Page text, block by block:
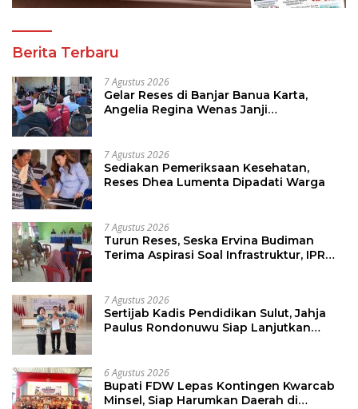
Berita Terbaru
7 Agustus 2026
Gelar Reses di Banjar Banua Karta,
Angelia Regina Wenas Janji
7 Agustus 2026
Sediakan Pemeriksaan Kesehatan,
Reses Dhea Lumenta Dipadati Warga
7 Agustus 2026
Turun Reses, Seska Ervina Budiman
Terima Aspirasi Soal Infrastruktur, IPR
7 Agustus 2026
Sertijab Kadis Pendidikan Sulut, Jahja
Paulus Rondonuwu Siap Lanjutkan
6 Agustus 2026
Bupati FDW Lepas Kontingen Kwarcab
Minsel, Siap Harumkan Daerah di